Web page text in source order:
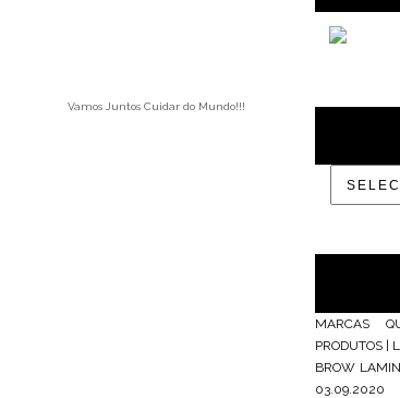
Vamos Juntos Cuidar do Mundo!!!
MARCAS
PRODUTOS |
BROW
03.09.2020